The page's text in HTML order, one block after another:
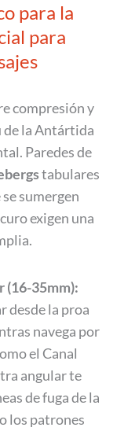
para la
para
compresión y
de la Antártida
Paredes de
tabulares
sumergen
exigen una
(16-35mm):
desde la proa
navega por
el Canal
angular te
de fuga de la
los patrones